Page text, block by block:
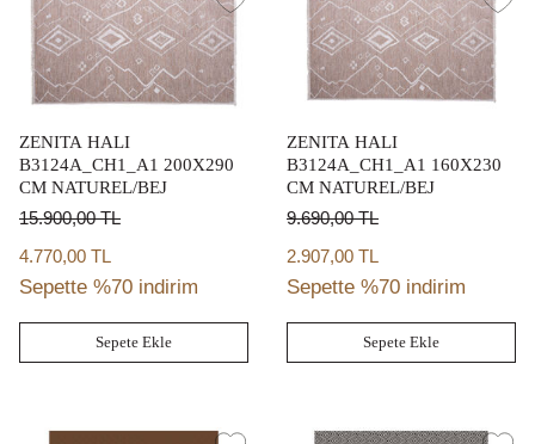
ZENITA HALI
B3124A_CH1_A1 200X290
CM NATUREL/BEJ
15.900,00TL
4.770,00 TL
Sepette %70 indirim
Sepete Ekle
ZENITA HALI
B3124A_CH1_A1 160X230
CM NATUREL/BEJ
9.690,00TL
2.907,00 TL
Sepette %70 indirim
Sepete Ekle